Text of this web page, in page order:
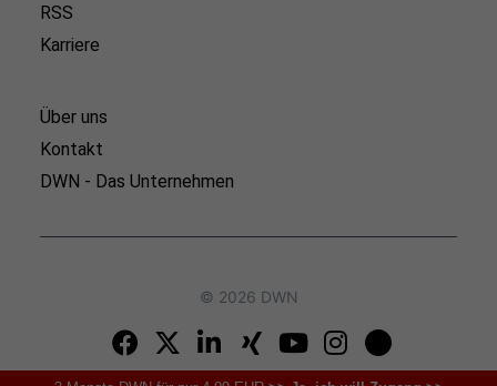
RSS
Karriere
Über uns
Kontakt
DWN - Das Unternehmen
© 2026 DWN